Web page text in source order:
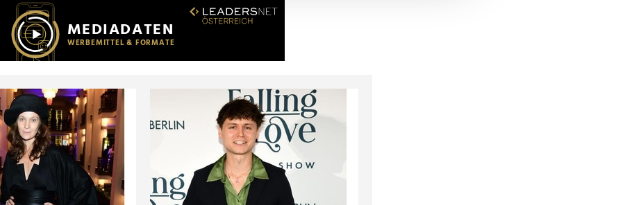
soziale Medien, Werbung und Analysen weiter. Unsere Partner führen diese Informationen
zusammen, die Sie ihnen bereitgestellt haben oder die sie im Rahmen Ihrer Nutzung